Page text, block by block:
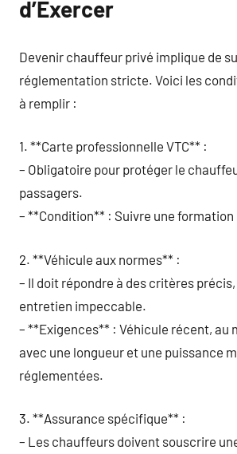
d’Exercer
Devenir chauffeur privé implique de
réglementation stricte. Voici les
à remplir :
1. **Carte professionnelle VTC** :
– Obligatoire pour protéger le
passagers.
– **Condition** : Suivre une
2. **Véhicule aux normes** :
– Il doit répondre à des critères
entretien impeccable.
– **Exigences** : Véhicule récent, au
avec une longueur et une puissance
réglementées.
3. **Assurance spécifique** :
– Les chauffeurs doivent souscrire